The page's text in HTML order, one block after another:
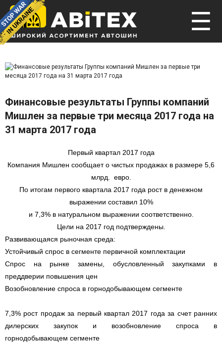
☰
Финансовые результаты Группы компаний
Мишлен за первые три месяца 2017 года на
31 марта 2017 года
Первый квартал 2017 года
Компания Мишлен сообщает о чистых продажах в размере 5,6
млрд. евро.
По итогам первого квартала 2017 года рост в денежном
выражении составил 10%
и 7,3% в натуральном выражении соответственно.
Цели на 2017 год подтверждены.
Развивающаяся рыночная среда:
Устойчивый спрос в сегменте первичной комплектации
Спрос на рынке замены, обусловленный закупками в
преддверии повышения цен
Возобновление спроса в горнодобывающем сегменте
7,3% рост продаж за первый квартал 2017 года за счет ранних
дилерских закупок и возобновление спроса в
горнодобывающем сегменте